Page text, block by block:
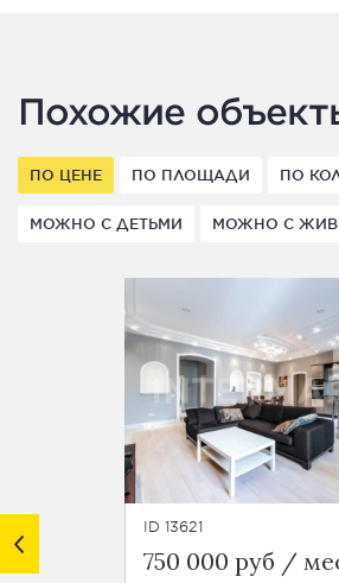
Похожие
ПО ЦЕНЕ ПО ПЛОЩАДИ ПО
МОЖНО С ДЕТЬМИ МОЖНО С
ID 13621
750 000 руб /